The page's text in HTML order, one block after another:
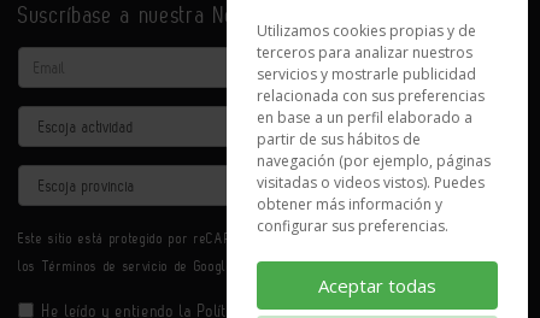
Suscríbase a nuestra Newsletter
Email
Actividad
Provincia
Este sitio está protegido por reCAPTCHA y se aplican la
los Términos de servicio de Google.
He leído y entiendo la Política de Privacidad
Utilizamos cookies propias y de
terceros para analizar nuestros
servicios y mostrarle publicidad
relacionada con sus preferencias
en base a un perfil elaborado a
partir de sus hábitos de
navegación (por ejemplo, páginas
visitadas o videos vistos). Puedes
obtener más información y
configurar sus preferencias.
Aceptar todas